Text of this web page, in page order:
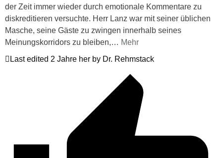
der Zeit immer wieder durch emotionale Kommentare zu
diskreditieren versuchte. Herr Lanz war mit seiner üblichen
Masche, seine Gäste zu zwingen innerhalb seines
Meinungskorridors zu bleiben,… Mehr
Last edited 2 Jahre her by Dr. Rehmstack